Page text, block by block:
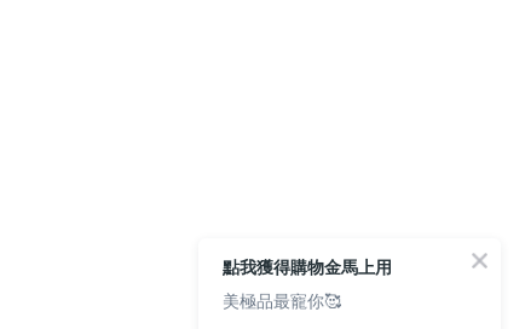
點我獲得購物金馬上用
美極品最寵你🥰